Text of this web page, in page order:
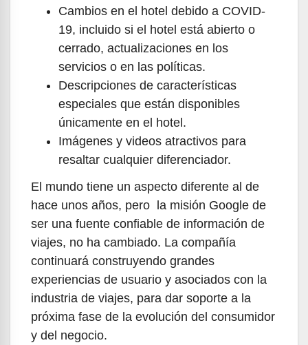
Cambios en el hotel debido a COVID-
19, incluido si el hotel está abierto o
cerrado, actualizaciones en los
servicios o en las políticas.
Descripciones de características
especiales que están disponibles
únicamente en el hotel.
Imágenes y videos atractivos para
resaltar cualquier diferenciador.
El mundo tiene un aspecto diferente al de
hace unos años, pero la misión Google de
ser una fuente confiable de información de
viajes, no ha cambiado. La compañía
continuará construyendo grandes
experiencias de usuario y asociados con la
industria de viajes, para dar soporte a la
próxima fase de la evolución del consumidor
y del negocio.